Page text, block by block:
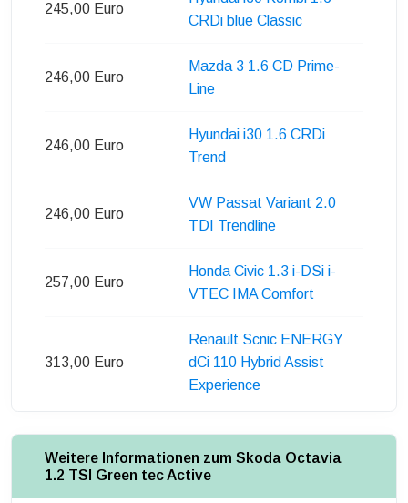
245,00 Euro
CRDi blue Classic
246,00 Euro
Mazda 3 1.6 CD Prime-
Line
246,00 Euro
Hyundai i30 1.6 CRDi
Trend
246,00 Euro
VW Passat Variant 2.0
TDI Trendline
257,00 Euro
Honda Civic 1.3 i-DSi i-
VTEC IMA Comfort
313,00 Euro
Renault Scnic ENERGY
dCi 110 Hybrid Assist
Experience
Weitere Informationen zum Skoda Octavia
1.2 TSI Green tec Active